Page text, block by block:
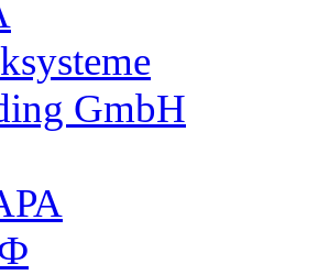
GmbH